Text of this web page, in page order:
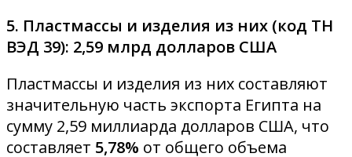
5. Пластмассы и изделия из них (код ТН
ВЭД 39): 2,59 млрд долларов США
Пластмассы и изделия из них составляют
значительную часть экспорта Египта на
сумму 2,59 миллиарда долларов США, что
составляет 5,78% от общего объема